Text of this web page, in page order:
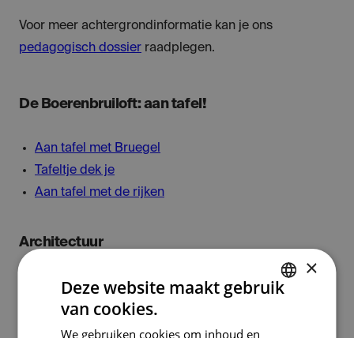
Voor meer achtergrondinformatie kan je ons
pedagogisch dossier raadplegen.
De Boerenbruiloft: aan tafel!
Aan tafel met Bruegel
Tafeltje dek je
Aan tafel met de rijken
Architectuur
Met Bruegel op stap in Brussel:wandelingmet
oplossingen
Bekleedeen 16de-eeuwse gevel
×
Deze website maakt gebruik
van cookies.
We gebruiken cookies om inhoud en